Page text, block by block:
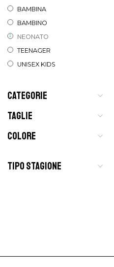
BAMBINA
BAMBINO
NEONATO
TEENAGER
UNISEX KIDS
CATEGORIE
TAGLIE
COLORE
TIPO STAGIONE